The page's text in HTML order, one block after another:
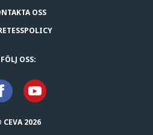
OSS
FÖLJ OSS:
CEVA 2026